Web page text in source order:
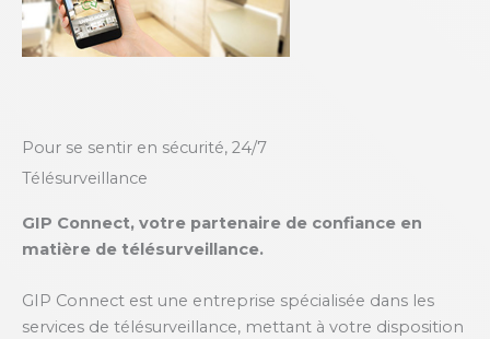
Pour se sentir en sécurité, 24/7
Télésurveillance
GIP Connect, votre partenaire de confiance en
matière de télésurveillance.
GIP Connect est une entreprise spécialisée dans les
services de télésurveillance, mettant à votre disposition